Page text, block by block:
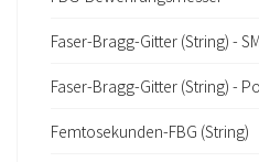
Faser-Bragg-Gitter (String) -
Faser-Bragg-Gitter (String) -
Femtosekunden-FBG (String)